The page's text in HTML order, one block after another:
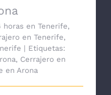
horas en Tenerife,
en Tenerife,
| Etiquetas:
, Cerrajero en
en Arona